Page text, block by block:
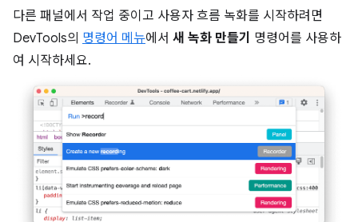
다른 패널에서 작업 중이고 사용자 흐름 녹화를 시작하려면
DevTools의 명령어 메뉴에서 새 녹화 만들기 명령어를 사용하
여 시작하세요.